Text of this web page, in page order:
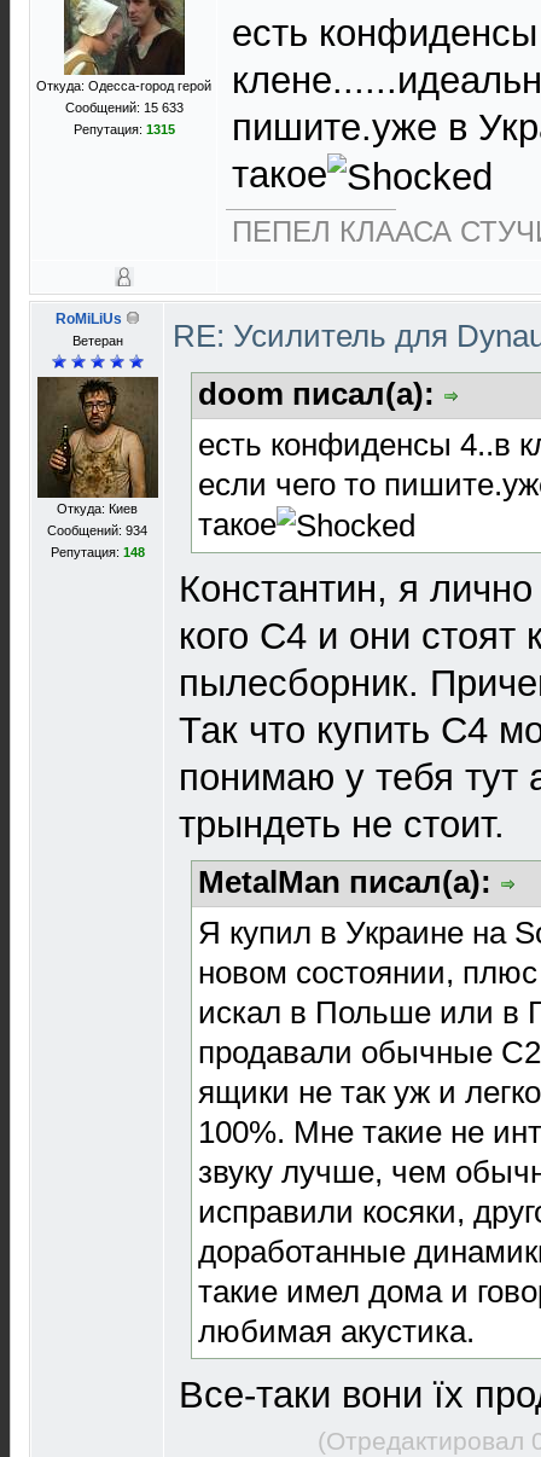
Откуда: Одесса-город герой
Сообщений: 15 633
Репутация: 1315
есть
пишите.уже в
такое
ПЕПЕЛ КЛААСА
RoMiLiUs
Ветеран
Откуда: Киев
Сообщений: 934
Репутация: 148
RE: Усилитель для
doom писал(а):
есть конфиденсы 4..в
если чего то
такое
Константин, я
кого С4 и они стоят
пылесборник.
Так что купить С4
понимаю у тебя тут
трындеть не стоит.
MetalMan писал(а):
Я купил в Украине на
новом состоянии,
искал в Польше или в
продавали обычные
ящики не так уж и
100%. Мне такие не
звуку лучше, чем
исправили косяки,
доработанные
такие имел дома и
любимая акустика.
Все-таки вони їх
(Отредактировал